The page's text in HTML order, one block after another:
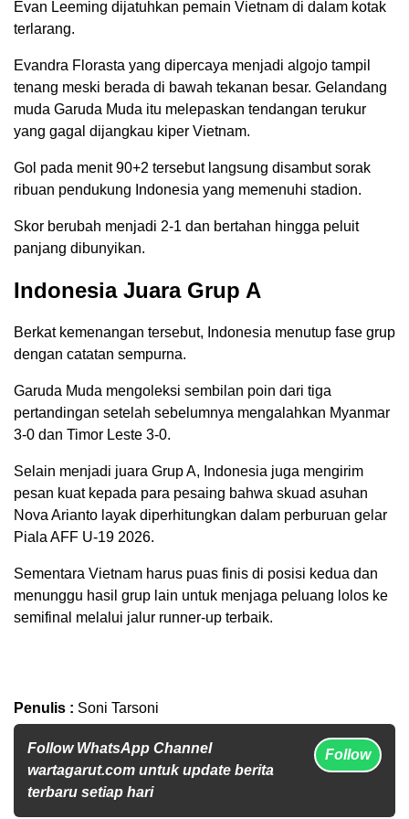
Evan Leeming dijatuhkan pemain Vietnam di dalam kotak
terlarang.
Evandra Florasta yang dipercaya menjadi algojo tampil
tenang meski berada di bawah tekanan besar. Gelandang
muda Garuda Muda itu melepaskan tendangan terukur
yang gagal dijangkau kiper Vietnam.
Gol pada menit 90+2 tersebut langsung disambut sorak
ribuan pendukung Indonesia yang memenuhi stadion.
Skor berubah menjadi 2-1 dan bertahan hingga peluit
panjang dibunyikan.
Indonesia Juara Grup A
Berkat kemenangan tersebut, Indonesia menutup fase grup
dengan catatan sempurna.
Garuda Muda mengoleksi sembilan poin dari tiga
pertandingan setelah sebelumnya mengalahkan Myanmar
3-0 dan Timor Leste 3-0.
Selain menjadi juara Grup A, Indonesia juga mengirim
pesan kuat kepada para pesaing bahwa skuad asuhan
Nova Arianto layak diperhitungkan dalam perburuan gelar
Piala AFF U-19 2026.
Sementara Vietnam harus puas finis di posisi kedua dan
menunggu hasil grup lain untuk menjaga peluang lolos ke
semifinal melalui jalur runner-up terbaik.
Penulis : Soni Tarsoni
Follow WhatsApp Channel
wartagarut.com untuk update berita
terbaru setiap hari
Follow